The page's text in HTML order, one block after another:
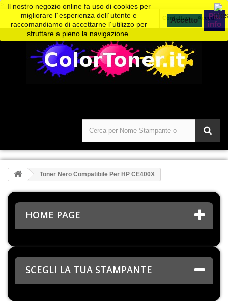
Accedi
Contattaci
Il nostro negozio online fa uso di cookies per
migliorare l´esperienza dell´utente e
raccomandiamo di accettarne l´utilizzo per
sfruttare a pieno la navigazione.
Piú
info
Toner Nero Compatibile Per HP CE400X
HOME PAGE
SCEGLI LA TUA STAMPANTE